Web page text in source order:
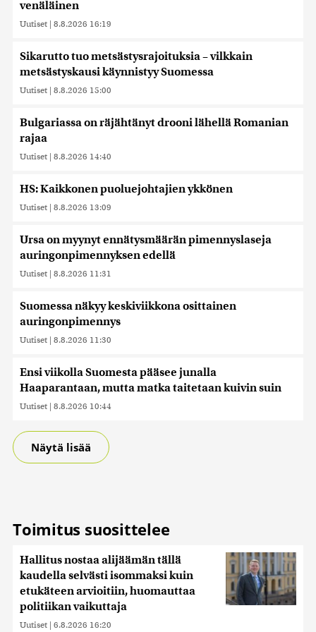
venäläinen
Uutiset | 8.8.2026 16:19
Sikarutto tuo metsästysrajoituksia – vilkkain
metsästyskausi käynnistyy Suomessa
Uutiset | 8.8.2026 15:00
Bulgariassa on räjähtänyt drooni lähellä Romanian
rajaa
Uutiset | 8.8.2026 14:40
HS: Kaikkonen puoluejohtajien ykkönen
Uutiset | 8.8.2026 13:09
Ursa on myynyt ennätysmäärän pimennyslaseja
auringonpimennyksen edellä
Uutiset | 8.8.2026 11:31
Suomessa näkyy keskiviikkona osittainen
auringonpimennys
Uutiset | 8.8.2026 11:30
Ensi viikolla Suomesta pääsee junalla
Haaparantaan, mutta matka taitetaan kuivin suin
Uutiset | 8.8.2026 10:44
Näytä lisää
Toimitus suosittelee
Hallitus nostaa alijäämän tällä
kaudella selvästi isommaksi kuin
etukäteen arvioitiin, huomauttaa
politiikan vaikuttaja
Uutiset | 6.8.2026 16:20